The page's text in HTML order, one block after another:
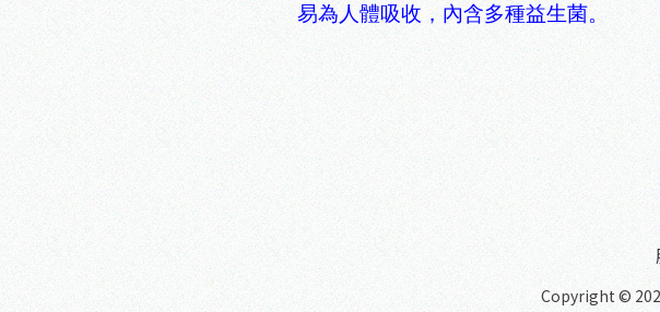
易為人體吸收，內含多種益生菌。
Copyright ©